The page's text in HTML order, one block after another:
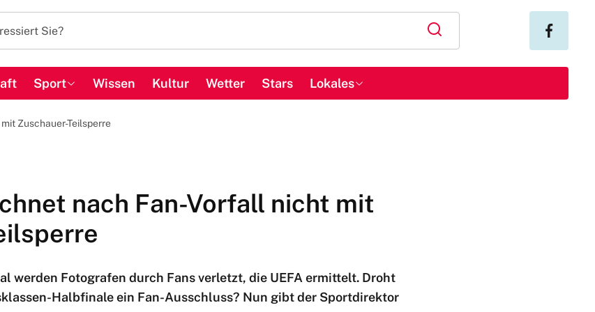
Sport Wissen Kultur Wetter Stars Lokales
Zuschauer-Teilsperre
nach Fan-Vorfall nicht mit
werden Fotografen durch Fans verletzt, die UEFA ermittelt. Droht
Halbfinale ein Fan-Ausschluss? Nun gibt der Sportdirektor